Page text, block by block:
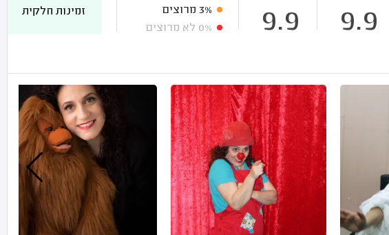
9.9
9.9
3% מרוצים
0% לא מרוצים
זמינות חלקית